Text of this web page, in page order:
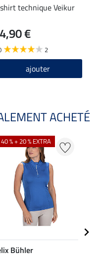
technique Veikur
€
2
ajouter
ACHETÉ
40 % + 20 % EXTRA
Bühler